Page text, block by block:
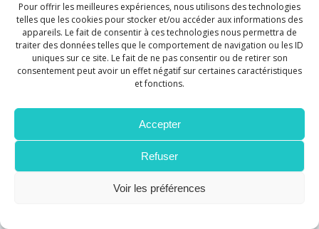
Pour offrir les meilleures expériences, nous utilisons des technologies
telles que les cookies pour stocker et/ou accéder aux informations des
appareils. Le fait de consentir à ces technologies nous permettra de
traiter des données telles que le comportement de navigation ou les ID
uniques sur ce site. Le fait de ne pas consentir ou de retirer son
consentement peut avoir un effet négatif sur certaines caractéristiques
et fonctions.
Accepter
Refuser
Voir les préférences
Réflexologie et défenses immunitaires
Juin 11
Stimuler les défenses immunitaires en touchant
les pieds, en voilà une drôle […]